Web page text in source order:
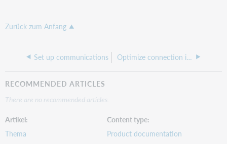
Zurück zum Anfang
Set up communications Optimize connection if your library uses proxy server(s)
RECOMMENDED ARTICLES
There are no recommended articles.
Artikel
Thema
Content type
Product documentation